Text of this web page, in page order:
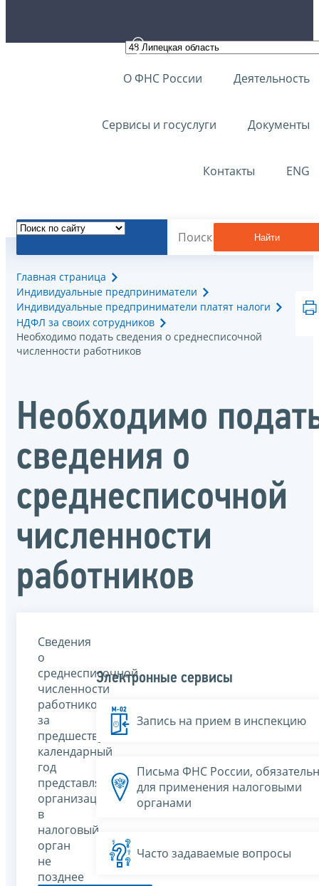
О ФНС России Деятельность
Сервисы и госуслуги Документы
Контакты ENG
Найти
Главная страница
Индивидуальные предприниматели
Индивидуальные предприниматели платят налоги
НДФЛ за своих сотрудников
Необходимо подать сведения о среднесписочной
численности работников
Необходимо
сведения о
среднесписочной
численности
работников
Сведения
о
среднесписочной
численности
работников
за
предшествующий
календарный
год
представляются
организациями
в
налоговый
орган
не
позднее
Электронные сервисы
Запись на прием в инспекцию
Письма ФНС России,
для применения налоговыми
органами
Часто задаваемые вопросы